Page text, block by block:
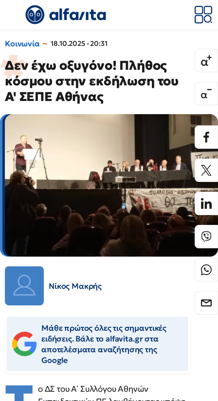
Κοινωνία 18.10.2025 - 20:31
Δεν έχω οξυγόνο! Πλήθος
κόσμου στην εκδήλωση του
Α' ΣΕΠΕ Αθήνας
Νίκος Μακρής
Μάθε πρώτος όλες τις σημαντικές
ειδήσεις. Βάλε το alfavita.gr στα
αποτελέσματα αναζήτησης της
Google
ο ΔΣ του Α΄ Συλλόγου Αθηνών